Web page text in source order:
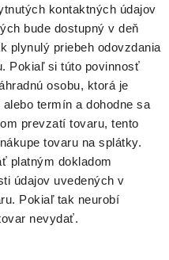
kontaktných údajov
bude dostupný v deň
plynulý priebeh odovzdania
Pokiaľ si túto povinnosť
osobu, ktorá je
termín a dohodne sa
prevzatí tovaru, tento
tovaru na splátky.
platným dokladom
údajov uvedených v
Pokiaľ tak neurobí
nevydať.